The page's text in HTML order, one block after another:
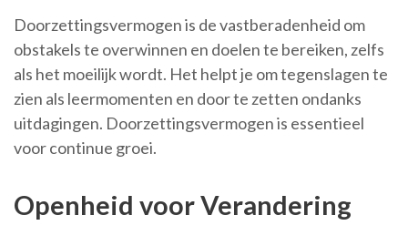
Doorzettingsvermogen is de vastberadenheid om
obstakels te overwinnen en doelen te bereiken, zelfs
als het moeilijk wordt. Het helpt je om tegenslagen te
zien als leermomenten en door te zetten ondanks
uitdagingen. Doorzettingsvermogen is essentieel
voor continue groei.
Openheid voor Verandering